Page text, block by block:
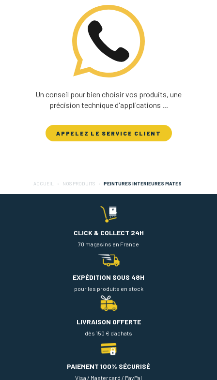
Un conseil pour bien choisir vos produits, une
précision technique d'applications ...
APPELEZ LE SERVICE CLIENT
ACCUEIL NOS PRODUITS PEINTURES INTERIEURES MATES
CLICK & COLLECT 24H
70 magasins en France
EXPÉDITION SOUS 48H
pour les produits en stock
LIVRAISON OFFERTE
dès 150 € d'achats
PAIEMENT 100% SÉCURISÉ
Visa / Mastercard / PayPal